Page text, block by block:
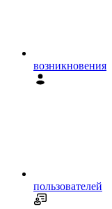
возникновения
пользователей